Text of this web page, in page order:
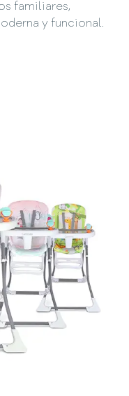
familiares,
y funcional.